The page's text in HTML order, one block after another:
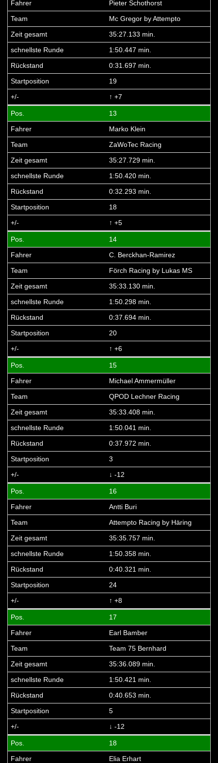
Pieter Schothorst
Mc Gregor by Attempto
35:27.133 min.
1:50.447 min.
0:31.697 min.
19
↑ +7
13
Marko Klein
ZaWoTec Racing
35:27.729 min.
1:50.420 min.
0:32.293 min.
18
↑ +5
14
C. Berckhan-Ramirez
Förch Racing by Lukas MS
35:33.130 min.
1:50.298 min.
0:37.694 min.
20
↑ +6
15
Michael Ammermüller
QPOD Lechner Racing
35:33.408 min.
1:50.041 min.
0:37.972 min.
3
↓ -12
16
Antti Buri
Attempto Racing by Häring
35:35.757 min.
1:50.358 min.
0:40.321 min.
24
↑ +8
17
Earl Bamber
Team 75 Bernhard
35:36.089 min.
1:50.421 min.
0:40.653 min.
5
↓ -12
18
Elia Erhart